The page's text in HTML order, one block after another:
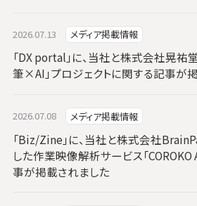
2026.07.13 メディア掲載情報
「DX portal」に、当社と株式会社晃祐
筆×AI」プロジェクトに関する記事が
2026.07.08 メディア掲載情報
「Biz/Zine」に、当社と株式会社
した作業映像解析サービス「
事が掲載されました